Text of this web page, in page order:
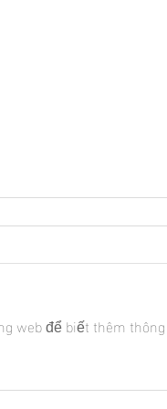
web để biết thêm